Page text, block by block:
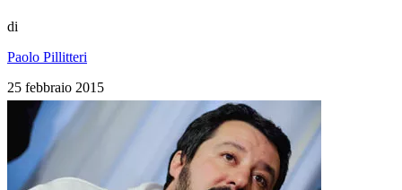
di
Paolo Pillitteri
25 febbraio 2015